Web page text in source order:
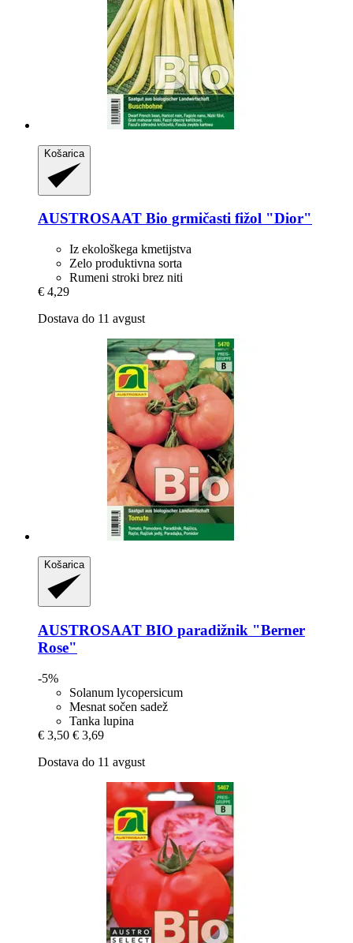
Košarica
AUSTROSAAT Bio grmičasti fižol "Dior"
Iz ekološkega kmetijstva
Zelo produktivna sorta
Rumeni stroki brez niti
€ 4,29
Dostava do 11 avgust
Košarica
AUSTROSAAT BIO paradižnik "Berner
Rose"
-5%
Solanum lycopersicum
Mesnat sočen sadež
Tanka lupina
€ 3,50 € 3,69
Dostava do 11 avgust